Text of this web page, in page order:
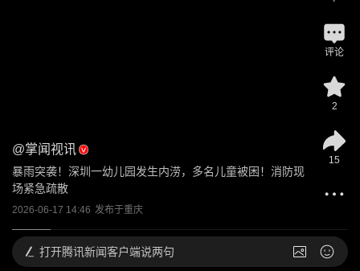
@掌闻视讯
暴雨突袭！深圳一幼儿园发生内涝，多名儿童被困！消防现
场紧急疏散
2026-06-17 14:46 发布于重庆
评论
2
15
打开腾讯新闻客户端说两句